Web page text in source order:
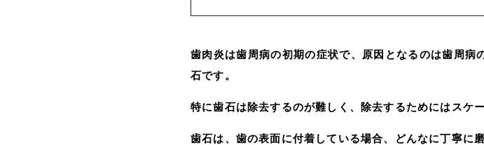
歯肉炎は歯周病の初期の症状で、原因となるのは歯周
石です。
特に歯石は除去するのが難しく、除去するためにはスケ
歯石は、歯の表面に付着している場合、どんなに丁寧に